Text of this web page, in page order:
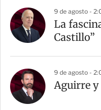
9 de agosto -
La
Castillo”
9 de agosto -
Aguirre y